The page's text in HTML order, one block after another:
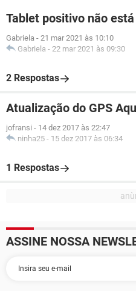
Tablet positivo não
Gabriela - 21 mar 2021 às 10:10
Gabriela - 22 mar 2021 às 09:30
2 Respostas
Atualização do GPS
jofransi - 14 dez 2017 às 22:47
ninha25 - 15 dez 2017 às 06:34
1 Respostas
ASSINE NOSSA